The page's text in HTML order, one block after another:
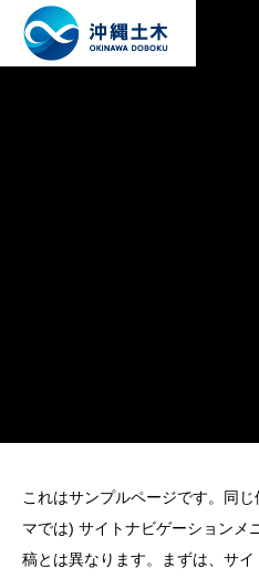
これはサンプルページです。同
マでは) サイトナビゲーションメ
稿とは異なります。まずは、サ